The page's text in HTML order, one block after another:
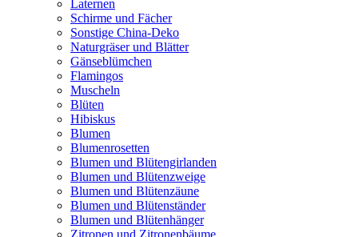
Laternen
Schirme und Fächer
Sonstige China-Deko
Naturgräser und Blätter
Gänseblümchen
Flamingos
Muscheln
Blüten
Hibiskus
Blumen
Blumenrosetten
Blumen und Blütengirlanden
Blumen und Blütenzweige
Blumen und Blütenzäune
Blumen und Blütenständer
Blumen und Blütenhänger
Zitronen und Zitronenbäume